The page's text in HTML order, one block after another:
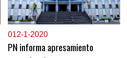
012-1-2020
PN informa apresamiento